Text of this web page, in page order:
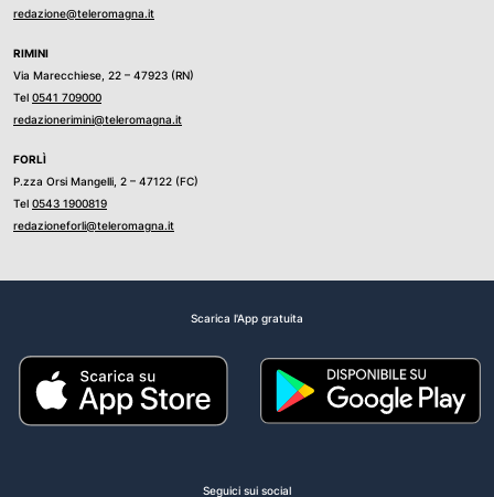
redazione@teleromagna.it
RIMINI
Via Marecchiese, 22 – 47923 (RN)
Tel 0541 709000
redazionerimini@teleromagna.it
FORLÌ
P.zza Orsi Mangelli, 2 – 47122 (FC)
Tel 0543 1900819
redazioneforli@teleromagna.it
Scarica l'App gratuita
Seguici sui social